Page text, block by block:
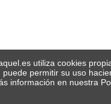
utiliza cookies
permitir su uso
información en nuestra